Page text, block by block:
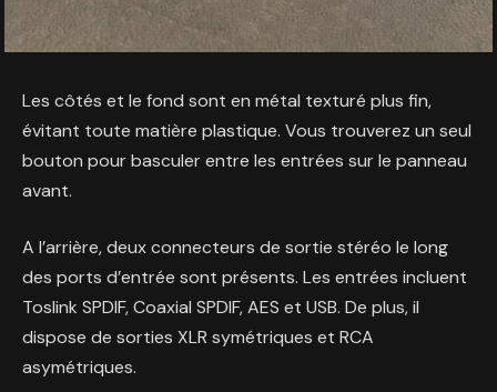
Les côtés et le fond sont en métal texturé plus fin,
évitant toute matière plastique. Vous trouverez un seul
bouton pour basculer entre les entrées sur le panneau
avant.
A l’arrière, deux connecteurs de sortie stéréo le long
des ports d’entrée sont présents. Les entrées incluent
Toslink SPDIF, Coaxial SPDIF, AES et USB. De plus, il
dispose de sorties XLR symétriques et RCA
asymétriques.